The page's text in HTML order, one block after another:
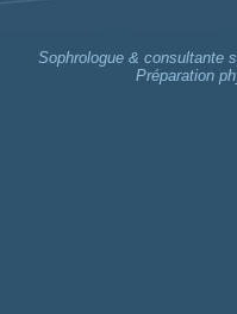
Sophrologue & consultante
Préparation